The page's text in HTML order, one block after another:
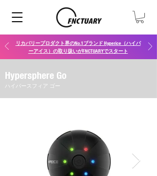
リカバリープロダクト界のNo.1ブランド Hyperice（ハイパ
ーアイス）の取り扱いがFNCTUARYでスタート
Hypersphere Go
ハイパースフィア ゴー